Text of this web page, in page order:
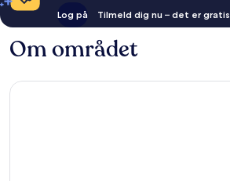
Log på Tilmeld dig nu – det er gratis
Om området